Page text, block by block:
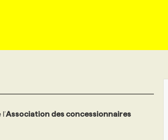
Association des concessionnaires